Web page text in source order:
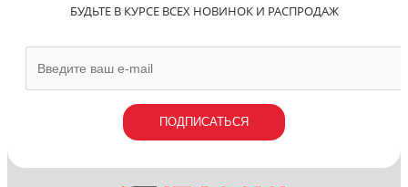
БУДЬТЕ В КУРСЕ ВСЕХ НОВИНОК И РАСПРОДАЖ
ПОДПИСАТЬСЯ